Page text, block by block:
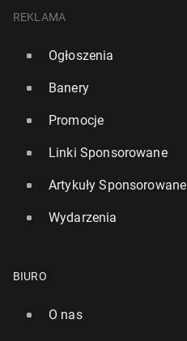
REKLAMA
Ogłoszenia
Banery
Promocje
Linki Sponsorowane
Artykuły Sponsorowane
Wydarzenia
BIURO
O nas